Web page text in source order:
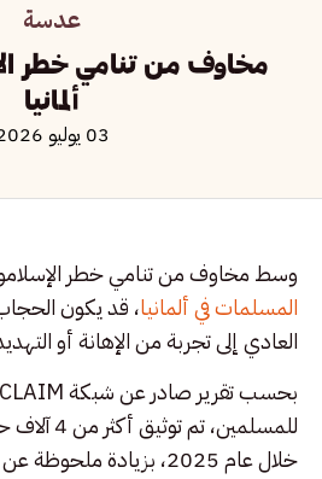
عدسة
مخاوف من تنامي خطر
ألمانيا
03 يوليو 2026
وسط مخاوف من تنامي خطر
المسلمات في ألمانيا، قد يكون
العادي إلى تجربة من الإهانة أو
للمسلمين،
خلال عام 2025، بزيادة ملحوظة عن العام السابق.